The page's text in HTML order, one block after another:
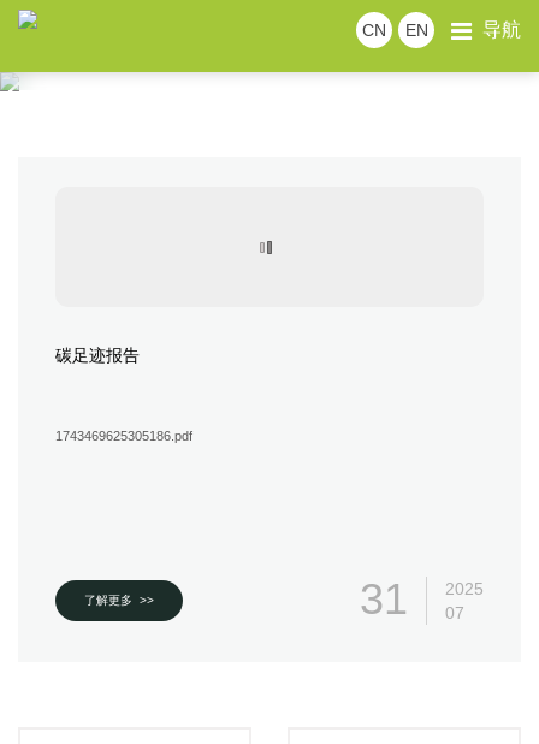
CN EN 导航
News Room
碳足迹报告
1743469625305186.pdf
了解更多 >> 31
2025
07